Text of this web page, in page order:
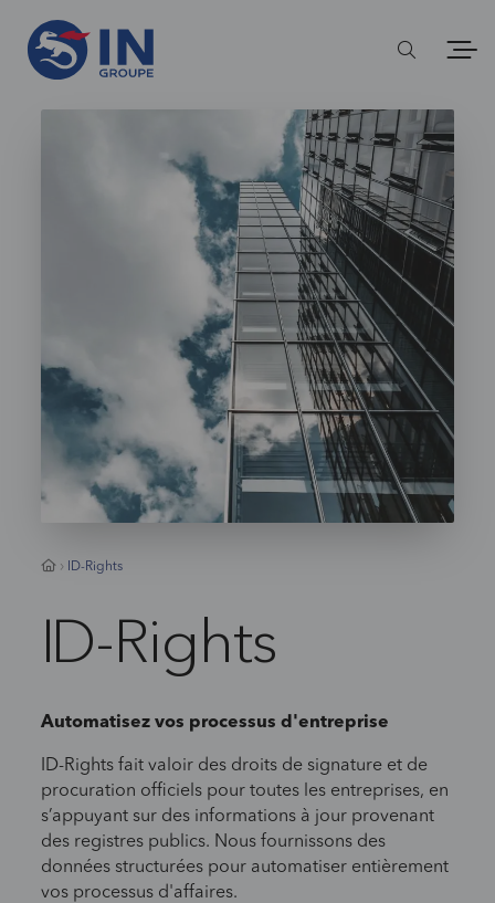
ID-Rights
ID-Rights
Automatisez vos processus d'entreprise
ID-Rights fait valoir des droits de signature et de
procuration officiels pour toutes les entreprises, en
s’appuyant sur des informations à jour provenant
des registres publics. Nous fournissons des
données structurées pour automatiser entièrement
vos processus d'affaires.